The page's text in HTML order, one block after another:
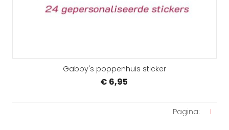
Gabby's poppenhuis sticker
€ 6,95
Pagina: 1